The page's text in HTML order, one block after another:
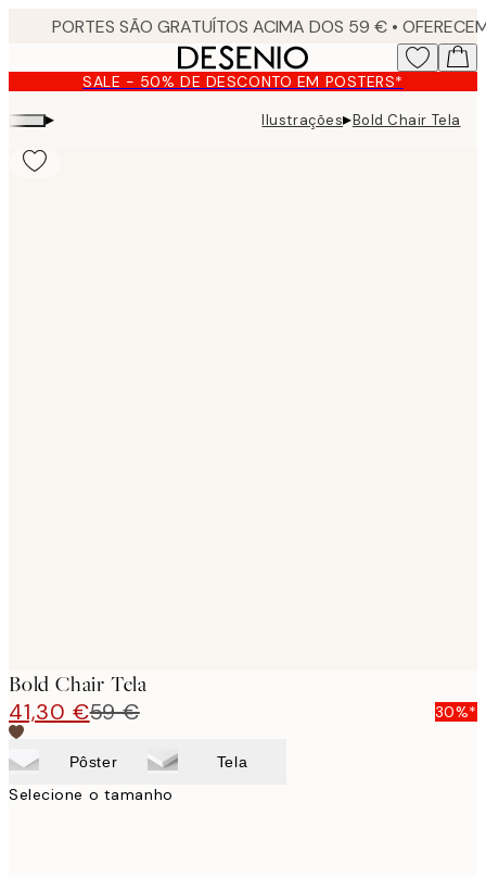
content. SALE - 50% DE DESCONTO EM POSTERS*
▸ Ilustrações▸Bold Chair Tela
Bold Chair Tela
41,30 €59 € 30%*
Pôster Tela
Selecione o tamanho